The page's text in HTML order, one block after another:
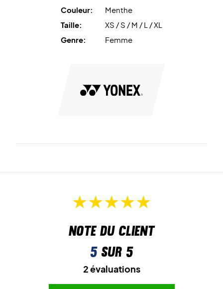
Couleur:
Menthe
Taille:
XS / S / M / L / XL
Genre:
Femme
Note du client
5sur 5
2 évaluations